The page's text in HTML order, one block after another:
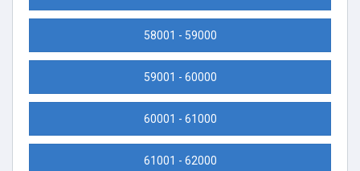
58001 - 59000
59001 - 60000
60001 - 61000
61001 - 62000